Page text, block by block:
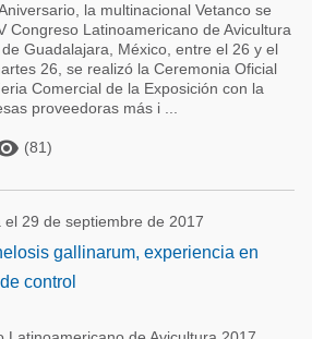
la multinacional Vetanco se
Congreso Latinoamericano de Avicultura
Guadalajara, México, entre el 26 y el
26, se realizó la Ceremonia Oficial
Comercial de la Exposición con la
proveedoras más i ...
(81)
29 de septiembre de 2017
gallinarum, experiencia en
control